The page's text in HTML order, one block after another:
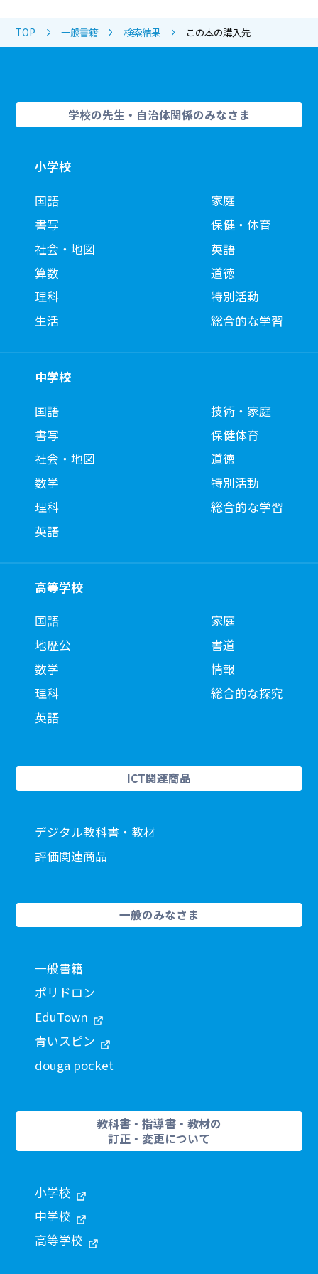
TOP 一般書籍 検索結果 この本の購入先
学校の先生・自治体関係のみなさま
小学校
国語
書写
社会・地図
算数
理科
生活
家庭
保健・体育
英語
道徳
特別活動
総合的な学習
中学校
国語
書写
社会・地図
数学
理科
英語
技術・家庭
保健体育
道徳
特別活動
総合的な学習
高等学校
国語
地歴公
数学
理科
英語
家庭
書道
情報
総合的な探究
ICT関連商品
デジタル教科書・教材
評価関連商品
一般のみなさま
一般書籍
ポリドロン
EduTown
青いスピン
douga pocket
教科書・指導書・教材の
訂正・変更について
小学校
中学校
高等学校